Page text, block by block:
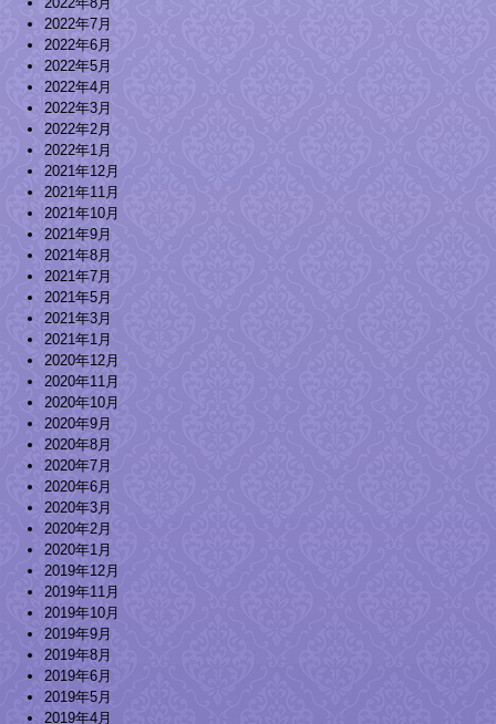
2022年7月
2022年6月
2022年5月
2022年4月
2022年3月
2022年2月
2022年1月
2021年12月
2021年11月
2021年10月
2021年9月
2021年8月
2021年7月
2021年5月
2021年3月
2021年1月
2020年12月
2020年11月
2020年10月
2020年9月
2020年8月
2020年7月
2020年6月
2020年3月
2020年2月
2020年1月
2019年12月
2019年11月
2019年10月
2019年9月
2019年8月
2019年6月
2019年5月
2019年4月